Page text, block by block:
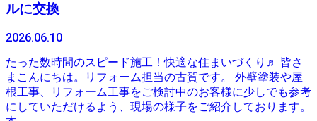
ルに交換
2026.06.10
たった数時間のスピード施工！快適な住まいづくり♬ 皆さ
まこんにちは。リフォーム担当の古賀です。 外壁塗装や屋
根工事、リフォーム工事をご検討中のお客様に少しでも参考
にしていただけるよう、現場の様子をご紹介しております。